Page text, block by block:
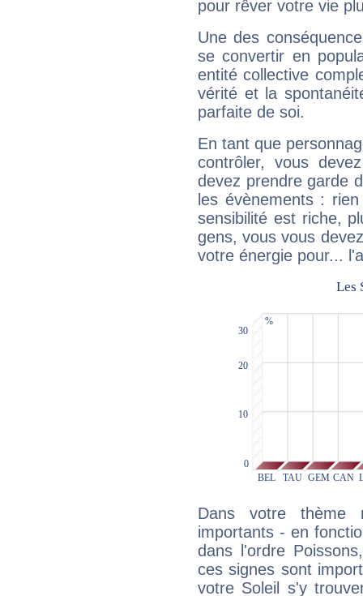
pour rêver votre vie
Une des
se convertir en
entité collective
vérité et la
parfaite de soi.
En tant que
contrôler, vous
devez prendre garde
les évènements :
sensibilité est riche,
gens, vous vous
votre énergie pour...
Dans votre thème
importants - en
dans l'ordre
ces signes sont
votre Soleil s'y